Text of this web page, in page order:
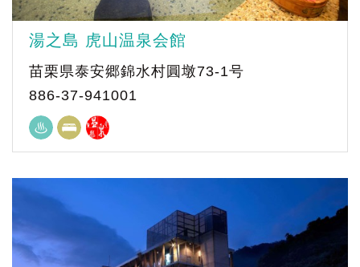
湯之島 虎山温泉会館
苗栗県泰安郷錦水村圓墩73-1号
886-37-941001